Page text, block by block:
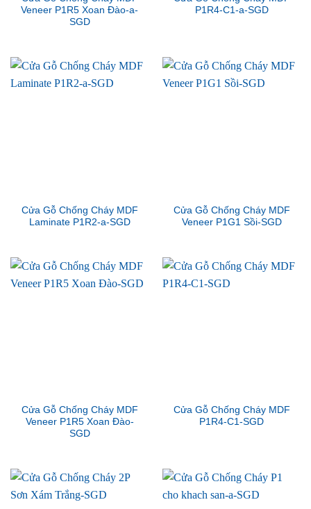
Veneer P1R5 Xoan Đào-a-
SGD
P1R4-C1-a-SGD
Cửa Gỗ Chống Cháy MDF
Laminate P1R2-a-SGD
Cửa Gỗ Chống Cháy MDF
Veneer P1G1 Sồi-SGD
Cửa Gỗ Chống Cháy MDF
Veneer P1R5 Xoan Đào-
SGD
Cửa Gỗ Chống Cháy MDF
P1R4-C1-SGD